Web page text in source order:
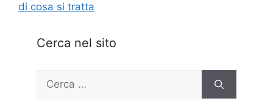
di cosa si tratta
Cerca nel sito
Ricerca